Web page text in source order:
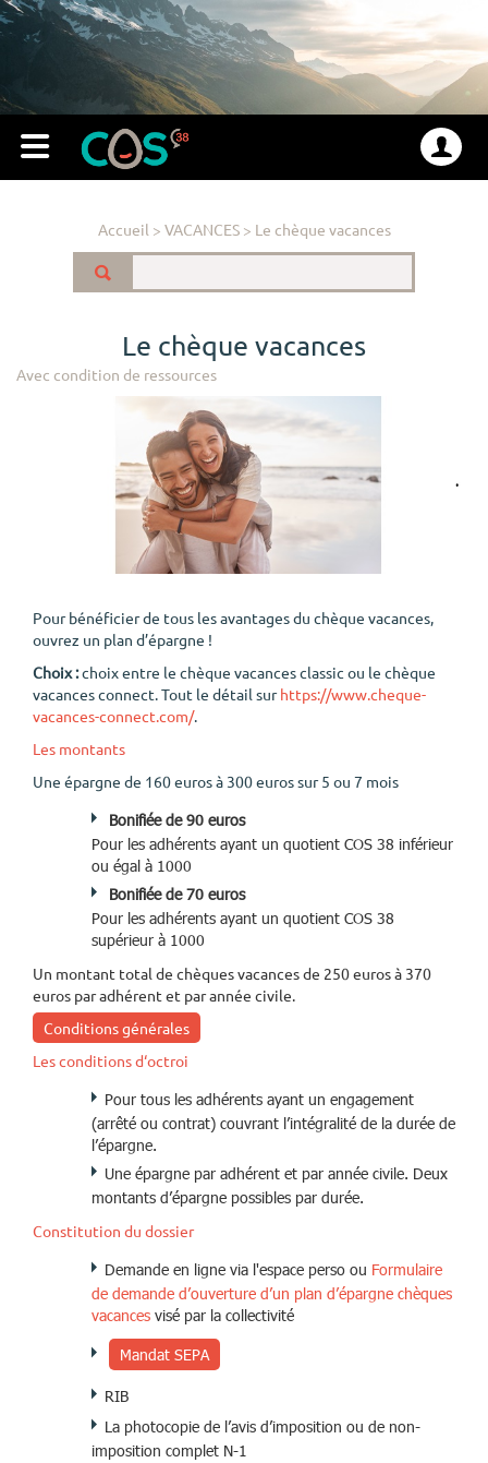
Accueil > VACANCES> Le chèque vacances
Le chèque vacances
Avec condition de ressources
Pour bénéficier de tous les avantages du chèque vacances,
ouvrez un plan d’épargne !
Choix :choix entre le chèque vacances classic ou le chèque
vacances connect. Tout le détail surhttps://www.cheque-
vacances-connect.com/.
Les montants
Une épargne de 160 euros à 300 euros sur 5 ou 7 mois
Bonifiée de 90 euros
Pour les adhérents ayant un quotient COS 38 inférieur
ou égal à 1000
Bonifiée de 70 euros
Pour les adhérents ayant un quotient COS 38
supérieur à 1000
Un montant total de chèques vacances de 250 euros à 370
euros par adhérent et par année civile.
Conditions générales
Les conditions d‘octroi
Pour tous les adhérents ayant un engagement
(arrêté ou contrat) couvrant l’intégralité de la durée de
l’épargne.
Une épargne par adhérent et par année civile. Deux
montants d’épargne possibles par durée.
Constitution du dossier
Demande en ligne via l'espace perso ou Formulaire
de demande d’ouverture d’un plan d’épargne chèques
vacances visé par la collectivité
Mandat SEPA
RIB
La photocopie de l’avis d’imposition ou de non-
imposition complet N-1